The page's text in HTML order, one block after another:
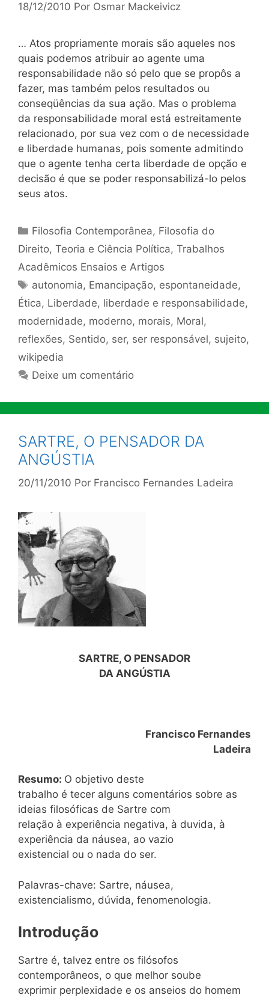
18/12/2010 Por Osmar Mackeivicz
… Atos propriamente morais são aqueles nos
quais podemos atribuir ao agente uma
responsabilidade não só pelo que se propôs a
fazer, mas também pelos resultados ou
conseqüências da sua ação. Mas o problema
da responsabilidade moral está estreitamente
relacionado, por sua vez com o de necessidade
e liberdade humanas, pois somente admitindo
que o agente tenha certa liberdade de opção e
decisão é que se poder responsabilizá-lo pelos
seus atos.
Categorias
Filosofia Contemporânea, Filosofia do
Direito, Teoria e Ciência Política, Trabalhos
Acadêmicos Ensaios e Artigos
Tags
autonomia, Emancipação, espontaneidade,
Ética, Liberdade, liberdade e responsabilidade,
modernidade, moderno, morais, Moral,
reflexões, Sentido, ser, ser responsável, sujeito,
wikipedia
Deixe um comentário
SARTRE, O PENSADOR DA
ANGÚSTIA
20/11/2010 Por Francisco Fernandes Ladeira
SARTRE, O PENSADOR
DA ANGÚSTIA
Francisco Fernandes
Ladeira
Resumo: O objetivo deste
trabalho é tecer alguns comentários sobre as
ideias filosóficas de Sartre com
relação à experiência negativa, à duvida, à
experiência da náusea, ao vazio
existencial ou o nada do ser.
Palavras-chave: Sartre, náusea,
existencialismo, dúvida, fenomenologia.
Introdução
Sartre é, talvez entre os filósofos
contemporâneos, o que melhor soube
exprimir perplexidade e os anseios do homem